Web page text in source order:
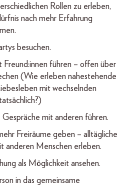
Rollen zu erleben,
nach mehr Erfahrung
besuchen.
Freund:innen führen – offen über
(Wie erleben nahestehende
mit wechselnden
Gespräche mit anderen führen.
Freiräume geben – alltägliche
anderen Menschen erleben.
als Möglichkeit ansehen.
in das gemeinsame